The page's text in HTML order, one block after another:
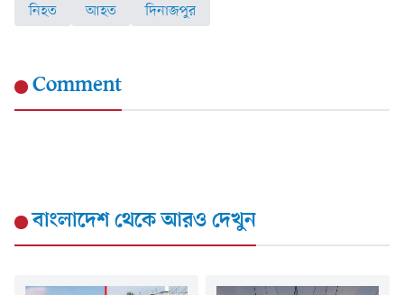
নিহত আহত দিনাজপুর
Comment
বাংলাদেশথেকে আরও দেখুন